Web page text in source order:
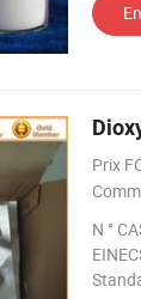
Prix
N °